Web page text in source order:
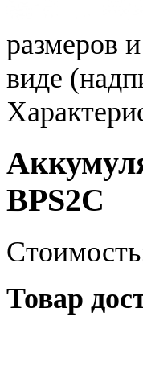
размеров
виде
BPS2C
Товар